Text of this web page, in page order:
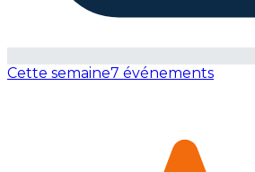
Cette semaine7 événements